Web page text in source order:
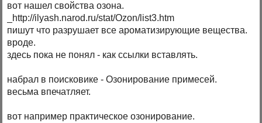
вот нашел свойства озона.
_http://ilyash.narod.ru/stat/Ozon/list3.htm
пишут что разрушает все ароматизирующие вещества.
вроде.
здесь пока не понял - как ссылки вставлять.
набрал в поисковике - Озонирование примесей.
весьма впечатляет.
вот например практическое озонирование.